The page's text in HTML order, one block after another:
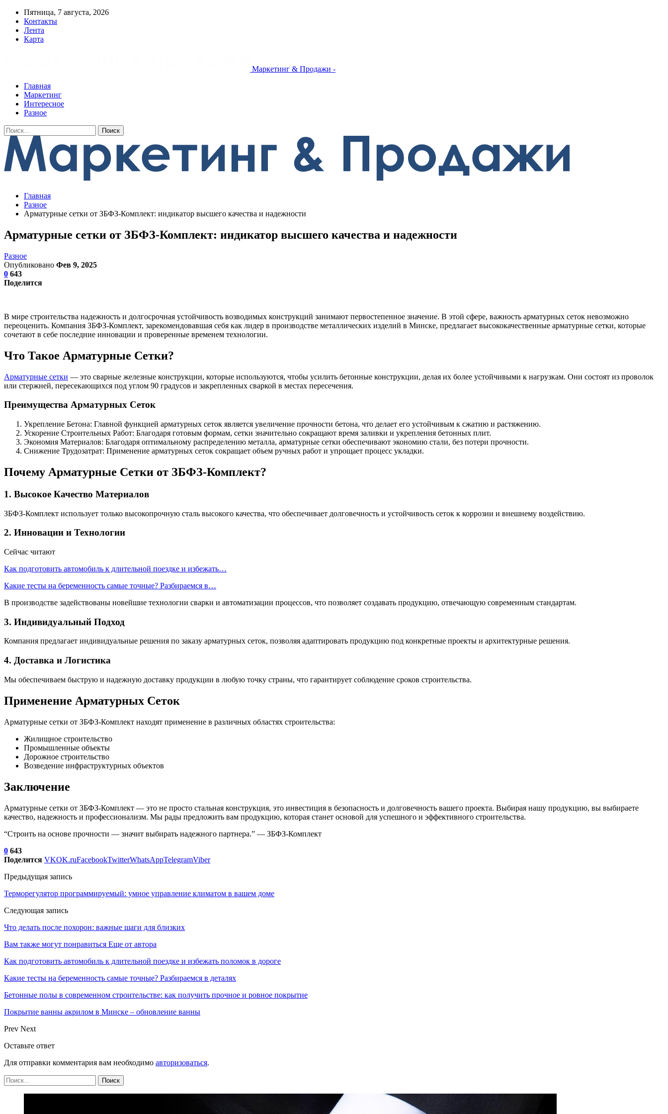
Пятница, 7 августа, 2026
Контакты
Лента
Карта
Маркетинг & Продажи -
Главная
Маркетинг
Интересное
Разное
Главная
Разное
Арматурные сетки от ЗБФЗ-Комплект: индикатор высшего качества и надежности
Арматурные сетки от ЗБФЗ-Комплект: индикатор высшего качества и надежности
Разное
Опубликовано Фев 9, 2025
0 643
Поделится
В мире строительства надежность и долгосрочная устойчивость возводимых конструкций занимают первостепенное значение. В этой сфере, важность арматурных сеток невозможно
переоценить. Компания ЗБФЗ-Комплект, зарекомендовавшая себя как лидер в производстве металлических изделий в Минске, предлагает высококачественные арматурные сетки, которые
сочетают в себе последние инновации и проверенные временем технологии.
Что Такое Арматурные Сетки?
Арматурные сетки — это сварные железные конструкции, которые используются, чтобы усилить бетонные конструкции, делая их более устойчивыми к нагрузкам. Они состоят из проволок
или стержней, пересекающихся под углом 90 градусов и закрепленных сваркой в местах пересечения.
Преимущества Арматурных Сеток
Укрепление Бетона: Главной функцией арматурных сеток является увеличение прочности бетона, что делает его устойчивым к сжатию и растяжению.
Ускорение Строительных Работ: Благодаря готовым формам, сетки значительно сокращают время заливки и укрепления бетонных плит.
Экономия Материалов: Благодаря оптимальному распределению металла, арматурные сетки обеспечивают экономию стали, без потери прочности.
Снижение Трудозатрат: Применение арматурных сеток сокращает объем ручных работ и упрощает процесс укладки.
Почему Арматурные Сетки от ЗБФЗ-Комплект?
1. Высокое Качество Материалов
ЗБФЗ-Комплект использует только высокопрочную сталь высокого качества, что обеспечивает долговечность и устойчивость сеток к коррозии и внешнему воздействию.
2. Инновации и Технологии
Сейчас читают
Как подготовить автомобиль к длительной поездке и избежать…
Какие тесты на беременность самые точные? Разбираемся в…
В производстве задействованы новейшие технологии сварки и автоматизации процессов, что позволяет создавать продукцию, отвечающую современным стандартам.
3. Индивидуальный Подход
Компания предлагает индивидуальные решения по заказу арматурных сеток, позволяя адаптировать продукцию под конкретные проекты и архитектурные решения.
4. Доставка и Логистика
Мы обеспечиваем быструю и надежную доставку продукции в любую точку страны, что гарантирует соблюдение сроков строительства.
Применение Арматурных Сеток
Арматурные сетки от ЗБФЗ-Комплект находят применение в различных областях строительства:
Жилищное строительство
Промышленные объекты
Дорожное строительство
Возведение инфраструктурных объектов
Заключение
Арматурные сетки от ЗБФЗ-Комплект — это не просто стальная конструкция, это инвестиция в безопасность и долговечность вашего проекта. Выбирая нашу продукцию, вы выбираете
качество, надежность и профессионализм. Мы рады предложить вам продукцию, которая станет основой для успешного и эффективного строительства.
“Строить на основе прочности — значит выбирать надежного партнера.” — ЗБФЗ-Комплект
0 643
Поделится VKOK.ruFacebookTwitterWhatsAppTelegramViber
Предыдущая запись
Терморегулятор программируемый: умное управление климатом в вашем доме
Следующая запись
Что делать после похорон: важные шаги для близких
Вам также могут понравиться Еще от автора
Как подготовить автомобиль к длительной поездке и избежать поломок в дороге
Какие тесты на беременность самые точные? Разбираемся в деталях
Бетонные полы в современном строительстве: как получить прочное и ровное покрытие
Покрытие ванны акрилом в Минске – обновление ванны
Prev Next
Оставьте ответ
Для отправки комментария вам необходимо авторизоваться.